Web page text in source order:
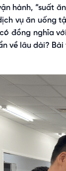
hành, “suất
vụ ăn uống
đồng nghĩa
về lâu dài?